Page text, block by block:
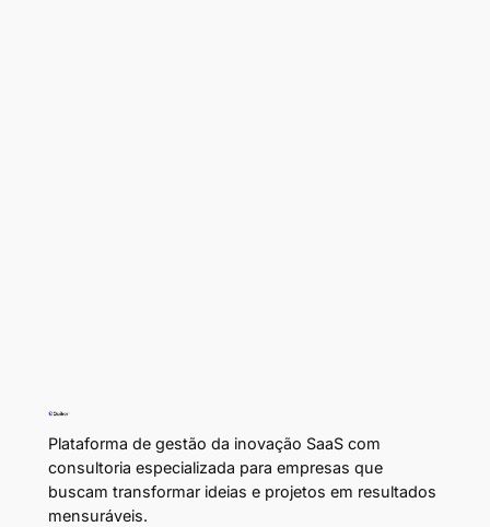
Plataforma de gestão da inovação SaaS com
consultoria especializada para empresas que
buscam transformar ideias e projetos em resultados
mensuráveis.